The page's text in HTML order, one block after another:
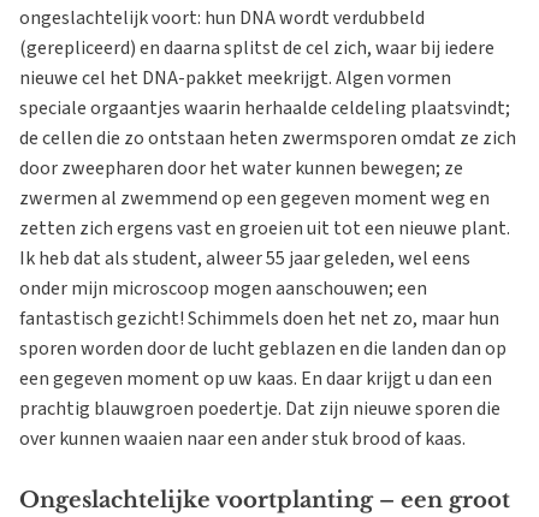
ongeslachtelijk voort: hun DNA wordt verdubbeld
(gerepliceerd) en daarna splitst de cel zich, waar bij iedere
nieuwe cel het DNA-pakket meekrijgt. Algen vormen
speciale orgaantjes waarin herhaalde celdeling plaatsvindt;
de cellen die zo ontstaan heten zwermsporen omdat ze zich
door zweepharen door het water kunnen bewegen; ze
zwermen al zwemmend op een gegeven moment weg en
zetten zich ergens vast en groeien uit tot een nieuwe plant.
Ik heb dat als student, alweer 55 jaar geleden, wel eens
onder mijn microscoop mogen aanschouwen; een
fantastisch gezicht! Schimmels doen het net zo, maar hun
sporen worden door de lucht geblazen en die landen dan op
een gegeven moment op uw kaas. En daar krijgt u dan een
prachtig blauwgroen poedertje. Dat zijn nieuwe sporen die
over kunnen waaien naar een ander stuk brood of kaas.
Ongeslachtelijke voortplanting – een groot